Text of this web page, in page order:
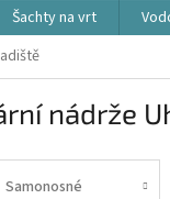
Šachty na vrt
nádrže
Samonosné